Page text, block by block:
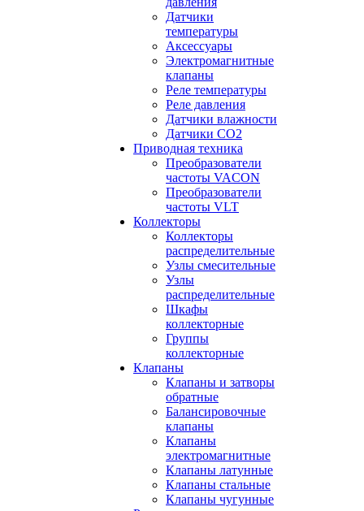
Датчики
температуры
Аксессуары
Электромагнитные
клапаны
Реле температуры
Реле давления
Датчики влажности
Датчики CO2
Приводная техника
Преобразователи
частоты VACON
Преобразователи
частоты VLT
Коллекторы
Коллекторы
распределительные
Узлы смесительные
Узлы
распределительные
Шкафы
коллекторные
Группы
коллекторные
Клапаны
Клапаны и затворы
обратные
Балансировочные
клапаны
Клапаны
электромагнитные
Клапаны латунные
Клапаны стальные
Клапаны чугунные